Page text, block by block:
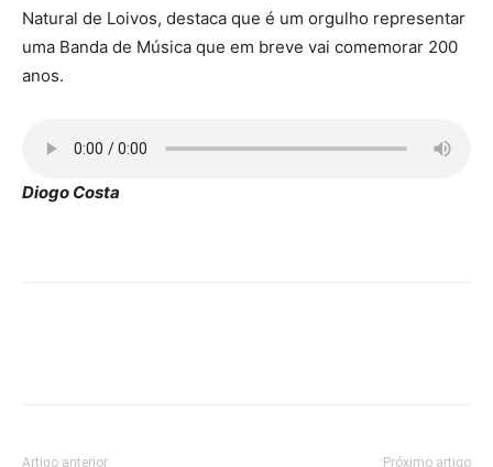
Natural de Loivos, destaca que é um orgulho representar
uma Banda de Música que em breve vai comemorar 200
anos.
Diogo Costa
Artigo anterior Próximo artigo